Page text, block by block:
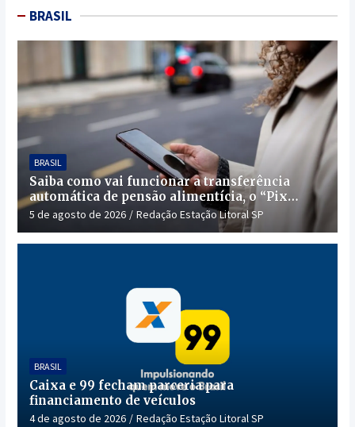
BRASIL
BRASIL
Saiba como vai funcionar a transferência
automática de pensão alimentícia, o “Pix
Pensão”
5 de agosto de 2026 Redação Estação Litoral SP
BRASIL
Caixa e 99 fecham parceria para
financiamento de veículos
4 de agosto de 2026 Redação Estação Litoral SP